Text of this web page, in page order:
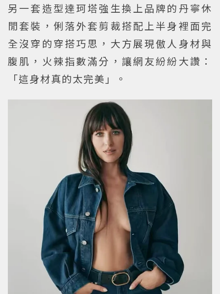
另一套造型達珂塔強生換上品牌的丹寧休
閒套裝，俐落外套剪裁搭配上半身裡面完
全沒穿的穿搭巧思，大方展現傲人身材與
腹肌，火辣指數滿分，讓網友紛紛大讚：
「這身材真的太完美」。